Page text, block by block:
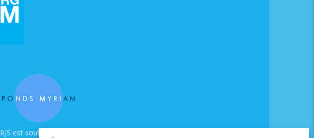
RJS est soutenue par le